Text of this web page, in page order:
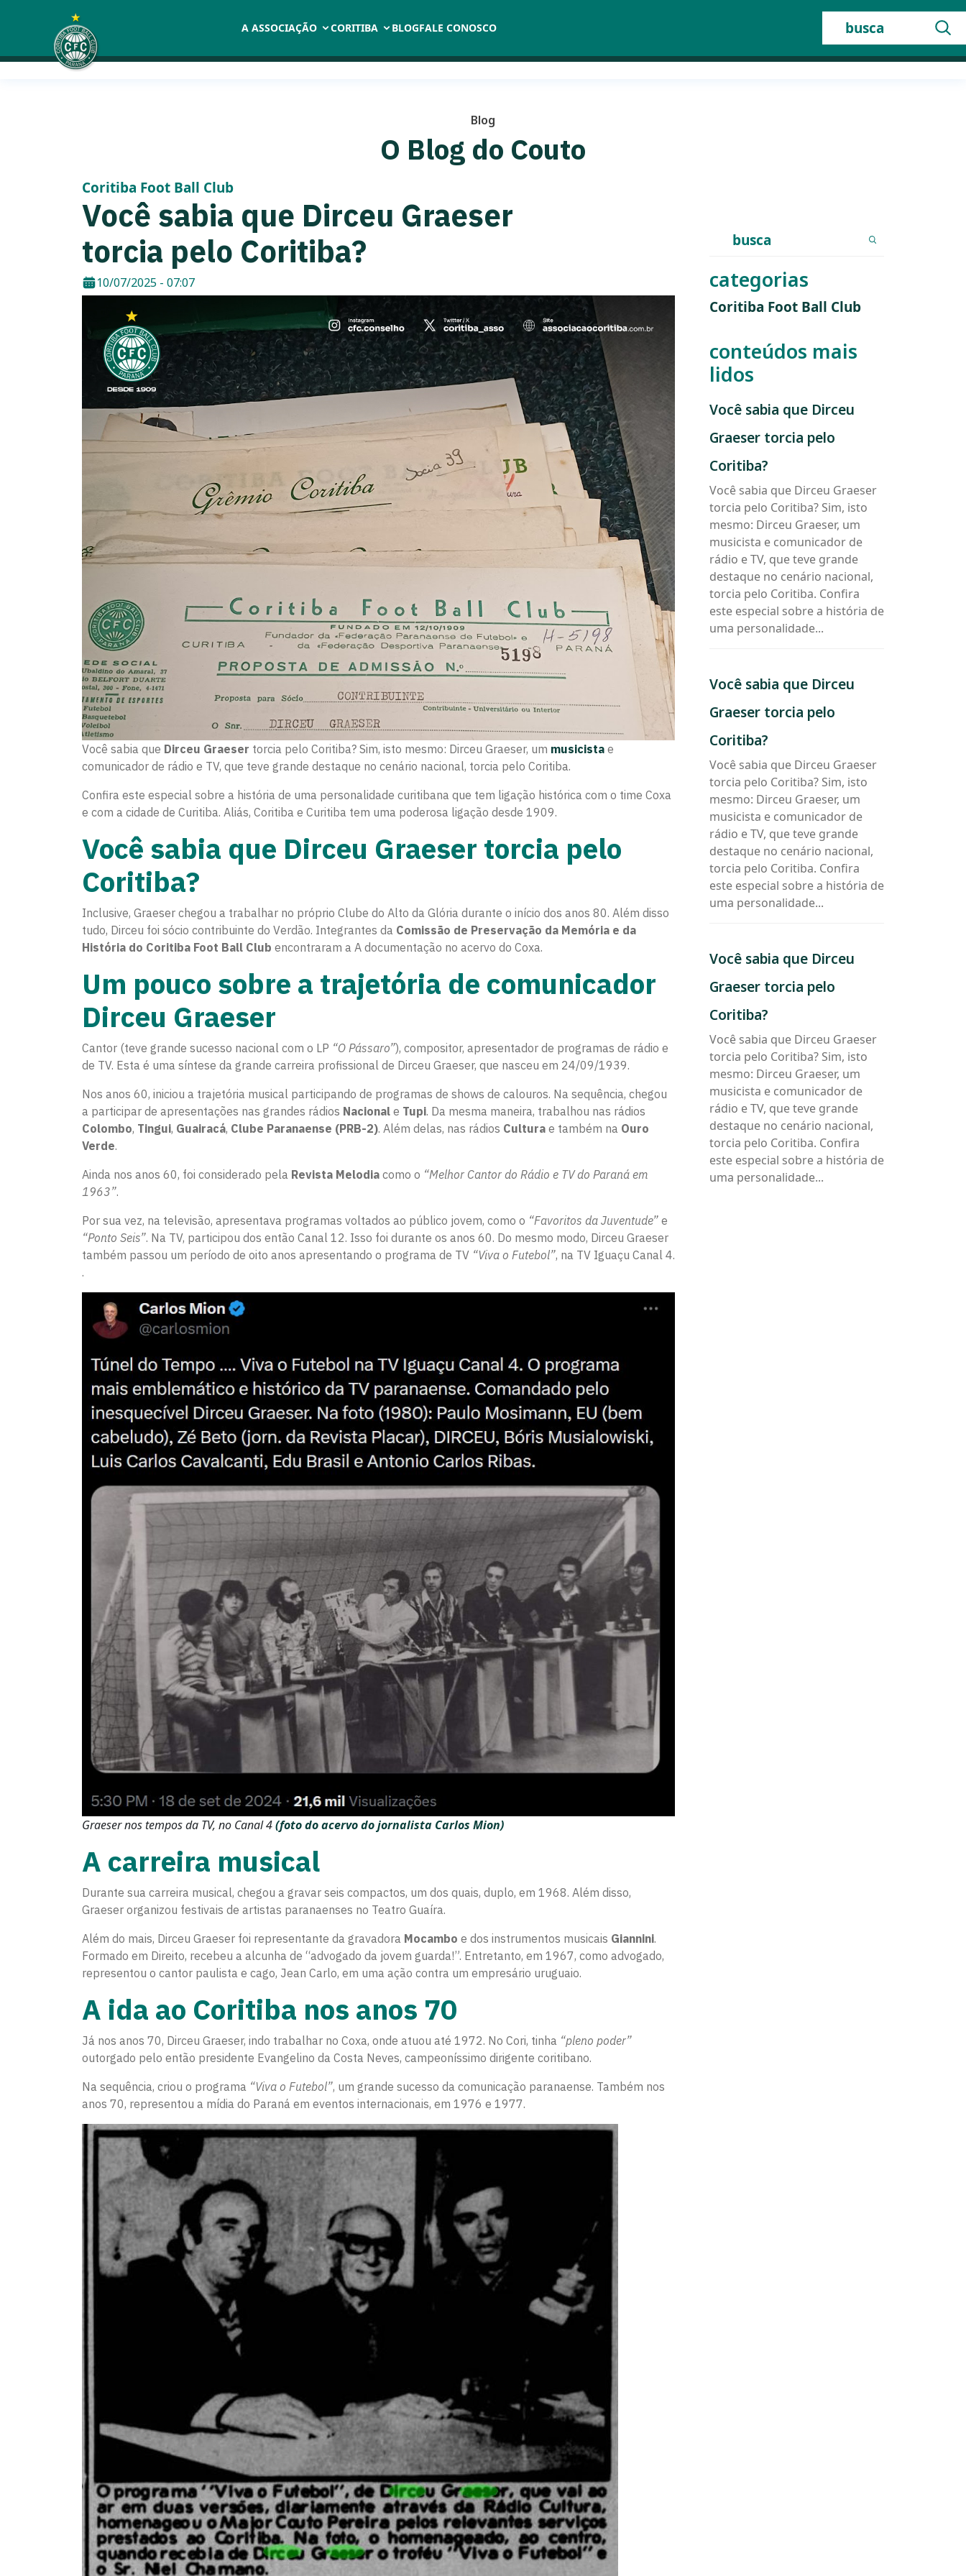
A ASSOCIAÇÃO CORITIBA BLOGFALE CONOSCO Buscar:
Blog
O Blog do Couto
Coritiba Foot Ball Club
Você sabia que Dirceu Graeser
torcia pelo Coritiba?
10/07/2025 - 07:07
Você sabia que Dirceu Graeser torcia pelo Coritiba? Sim, isto mesmo: Dirceu Graeser, um musicista e
comunicador de rádio e TV, que teve grande destaque no cenário nacional, torcia pelo Coritiba.
Confira este especial sobre a história de uma personalidade curitibana que tem ligação histórica com o time Coxa
e com a cidade de Curitiba. Aliás, Coritiba e Curitiba tem uma poderosa ligação desde 1909.
Você sabia que Dirceu Graeser torcia pelo
Coritiba?
Inclusive, Graeser chegou a trabalhar no próprio Clube do Alto da Glória durante o início dos anos 80. Além disso
tudo, Dirceu foi sócio contribuinte do Verdão. Integrantes da Comissão de Preservação da Memória e da
História do Coritiba Foot Ball Club encontraram a A documentação no acervo do Coxa.
Um pouco sobre a trajetória de comunicador
Dirceu Graeser
Cantor (teve grande sucesso nacional com o LP “O Pássaro”), compositor, apresentador de programas de rádio e
de TV. Esta é uma síntese da grande carreira profissional de Dirceu Graeser, que nasceu em 24/09/1939.
Nos anos 60, iniciou a trajetória musical participando de programas de shows de calouros. Na sequência, chegou
a participar de apresentações nas grandes rádios Nacional e Tupi. Da mesma maneira, trabalhou nas rádios
Colombo, Tingui, Guairacá, Clube Paranaense (PRB-2). Além delas, nas rádios Cultura e também na Ouro
Verde.
Ainda nos anos 60, foi considerado pela Revista Melodia como o “Melhor Cantor do Rádio e TV do Paraná em
1963”.
Por sua vez, na televisão, apresentava programas voltados ao público jovem, como o “Favoritos da Juventude” e
“Ponto Seis”. Na TV, participou dos então Canal 12. Isso foi durante os anos 60. Do mesmo modo, Dirceu Graeser
também passou um período de oito anos apresentando o programa de TV “Viva o Futebol”, na TV Iguaçu Canal 4.
.
Graeser nos tempos da TV, no Canal 4(foto do acervo do jornalista Carlos Mion)
A carreira musical
Durante sua carreira musical, chegou a gravar seis compactos, um dos quais, duplo, em 1968. Além disso,
Graeser organizou festivais de artistas paranaenses no Teatro Guaíra.
Além do mais, Dirceu Graeser foi representante da gravadora Mocambo e dos instrumentos musicais Giannini.
Formado em Direito, recebeu a alcunha de “advogado da jovem guarda!”. Entretanto, em 1967, como advogado,
representou o cantor paulista e cago, Jean Carlo, em uma ação contra um empresário uruguaio.
A ida ao Coritiba nos anos 70
Já nos anos 70, Dirceu Graeser, indo trabalhar no Coxa, onde atuou até 1972. No Cori, tinha “pleno poder”
outorgado pelo então presidente Evangelino da Costa Neves, campeoníssimo dirigente coritibano.
Na sequência, criou o programa “Viva o Futebol”, um grande sucesso da comunicação paranaense. Também nos
anos 70, representou a mídia do Paraná em eventos internacionais, em 1976 e 1977.
Search
categorias
Coritiba Foot Ball Club
conteúdos mais
lidos
sabia
que
Dirceu
Graeser
pelo
Coritiba?
Você sabia que Dirceu
Graeser torcia pelo
Coritiba?
Você sabia que Dirceu Graeser
torcia pelo Coritiba? Sim, isto
mesmo: Dirceu Graeser, um
musicista e comunicador de
rádio e TV, que teve grande
destaque no cenário nacional,
torcia pelo Coritiba. Confira
este especial sobre a história de
uma personalidade...
sabia
que
Dirceu
Graeser
pelo
Coritiba?
Você sabia que Dirceu
Graeser torcia pelo
Coritiba?
Você sabia que Dirceu Graeser
torcia pelo Coritiba? Sim, isto
mesmo: Dirceu Graeser, um
musicista e comunicador de
rádio e TV, que teve grande
destaque no cenário nacional,
torcia pelo Coritiba. Confira
este especial sobre a história de
uma personalidade...
sabia
que
Dirceu
Graeser
pelo
Coritiba?
Você sabia que Dirceu
Graeser torcia pelo
Coritiba?
Você sabia que Dirceu Graeser
torcia pelo Coritiba? Sim, isto
mesmo: Dirceu Graeser, um
musicista e comunicador de
rádio e TV, que teve grande
destaque no cenário nacional,
torcia pelo Coritiba. Confira
este especial sobre a história de
uma personalidade...